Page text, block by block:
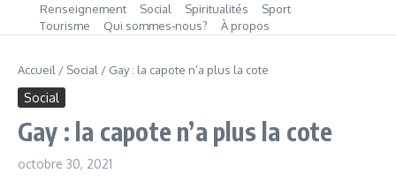
Renseignement
Social Spiritualités
Sport
Tourisme
Qui sommes‑nous? À propos
Accueil / Social / Gay : la capote n’a plus la cote
Social
Gay : la capote n’a plus la cote
octobre 30, 2021